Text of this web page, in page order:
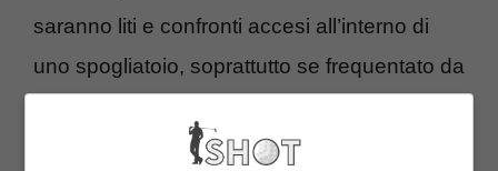
saranno liti e confronti accesi all’interno di
uno spogliatoio, soprattutto se frequentato da
Cristante che hanno avuto una lite